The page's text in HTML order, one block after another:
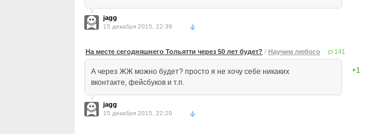
jagg
15 декабря 2015, 22:39
На месте сегодняшнего Тольятти через 50 лет будет? / Научим любого 141
+1
А через ЖЖ можно будет? просто я не хочу себе никаких
вконтакте, фейсбуков и т.п.
jagg
15 декабря 2015, 22:29